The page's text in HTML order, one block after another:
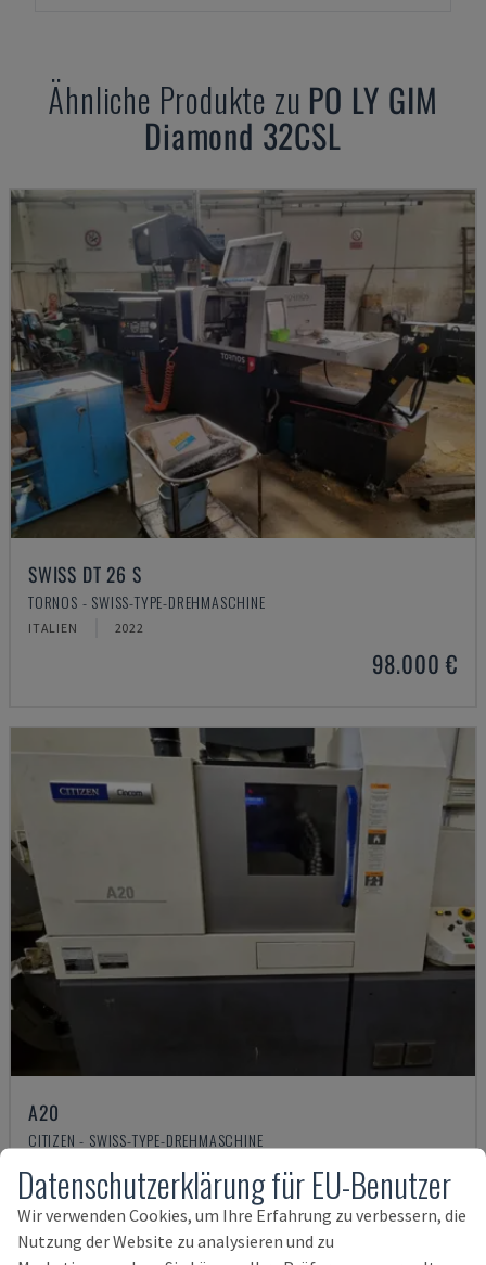
Ähnliche Produkte zu PO LY GIM
Diamond 32CSL
SWISS DT 26 S
TORNOS - SWISS-TYPE-DREHMASCHINE
ITALIEN 2022
98.000 €
A20
CITIZEN - SWISS-TYPE-DREHMASCHINE
67.000 €
Datenschutzerklärung für EU-Benutzer
Wir verwenden Cookies, um Ihre Erfahrung zu verbessern, die
Nutzung der Website zu analysieren und zu